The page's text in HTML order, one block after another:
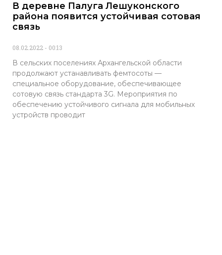
В деревне Палуга Лешуконского
района появится устойчивая сотовая
связь
08.02.2022 00:13
В сельских поселениях Архангельской области
продолжают устанавливать фемтосоты —
специальное оборудование, обеспечивающее
сотовую связь стандарта 3G. Мероприятия по
обеспечению устойчивого сигнала для мобильных
устройств проводит